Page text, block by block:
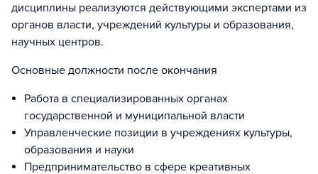
дисциплины реализуются действующими экспертами из
органов власти, учреждений культуры и образования,
научных центров.
Основные должности после окончания
Работа в специализированных органах
государственной и муниципальной власти
Управленческие позиции в учреждениях культуры,
образования и науки
Предпринимательство в сфере креативных